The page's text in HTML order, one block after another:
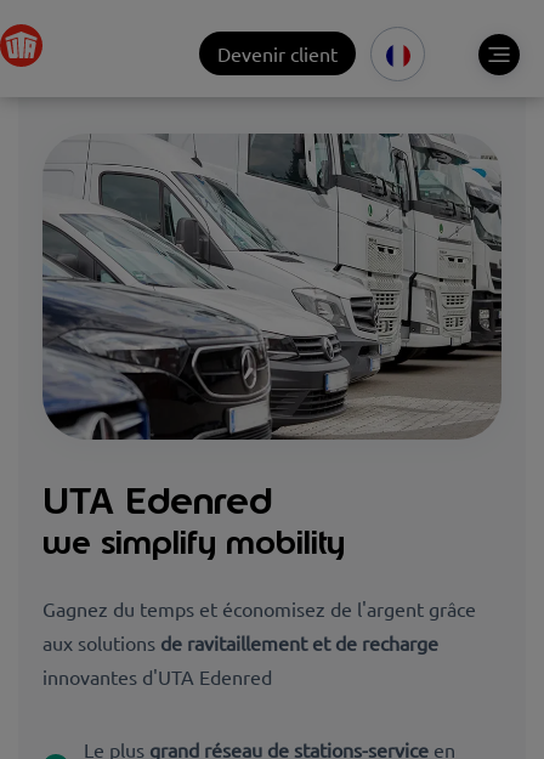
Devenir client
UTA Edenred
we simplify mobility
Gagnez du temps et économisez de l'argent grâce
aux solutions de ravitaillement et de recharge
innovantes d'UTA Edenred
Le plus grand réseau de stations-service en